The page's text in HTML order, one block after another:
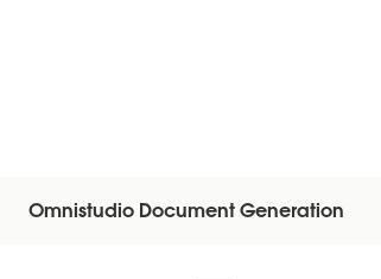
Omnistudio Document Generation